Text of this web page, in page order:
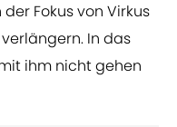
Fokus von Virkus
In das
ihm nicht gehen